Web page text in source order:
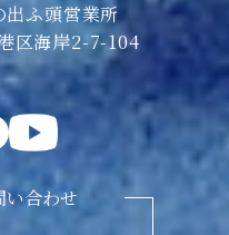
ふ頭営業所
区海岸2-7-104
い合わせ